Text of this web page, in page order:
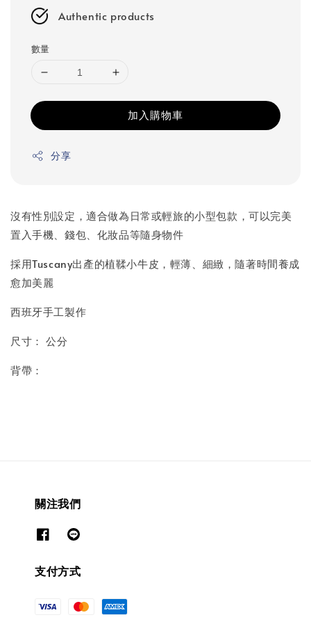
Authentic products
數量
加入購物車
分享
沒有性別設定，適合做為日常或輕旅的小型包款，可以完美
置入手機、錢包、化妝品等隨身物件
採用Tuscany出產的植鞣小牛皮，輕薄、細緻，隨著時間養成
愈加美麗
西班牙手工製作
尺寸： 公分
背帶：
關注我們
支付方式